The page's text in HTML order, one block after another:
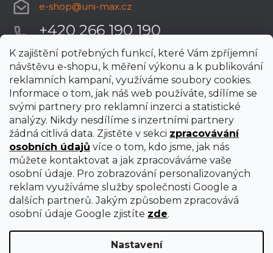
K zajištění potřebných funkcí, které Vám zpříjemní
návštěvu e-shopu, k měření výkonu a k publikování
reklamních kampaní, využíváme soubory cookies.
Informace o tom, jak náš web používáte, sdílíme se
svými partnery pro reklamní inzerci a statistické
analýzy. Nikdy nesdílíme s inzertními partnery
žádná citlivá data. Zjistěte v sekci zpracovávání
osobních údajů více o tom, kdo jsme, jak nás
můžete kontaktovat a jak zpracováváme vaše
osobní údaje. Pro zobrazování personalizovaných
reklam využíváme služby společnosti Google a
dalších partnerů. Jakým způsobem zpracovává
osobní údaje Google zjistíte zde.
Nastavení
e-shop@uni-max.cz
+420 266 190 190